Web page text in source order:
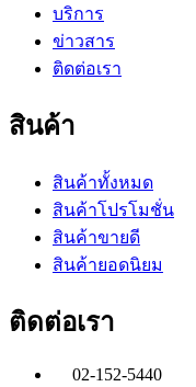
บริการ
ข่าวสาร
ติดต่อเรา
สินค้า
สินค้าทั้งหมด
สินค้าโปรโมชั่น
สินค้าขายดี
สินค้ายอดนิยม
ติดต่อเรา
02-152-5440